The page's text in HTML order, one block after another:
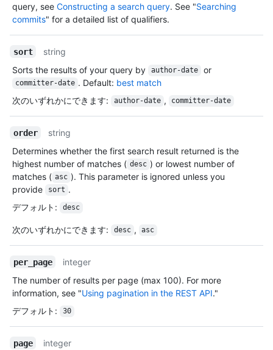
query, see Constructing a search query. See "Searching
commits" for a detailed list of qualifiers.
sort
string
Sorts the results of your query by
author-date or
committer-date . Default: best match
次のいずれかにできます: author-date , committer-date
order
string
Determines whether the first search result returned is the
highest number of matches ( desc ) or lowest number of
matches ( asc ). This parameter is ignored unless you
provide
sort .
デフォルト : desc
次のいずれかにできます: desc , asc
per_page
integer
The number of results per page (max 100). For more
information, see "Using pagination in the REST API."
デフォルト : 30
page
integer